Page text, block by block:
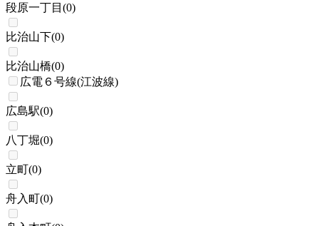
段原一丁目 (0)
比治山下(0)
比治山橋(0)
広電６号線(江波線)
広島駅(0)
八丁堀(0)
立町(0)
舟入町(0)